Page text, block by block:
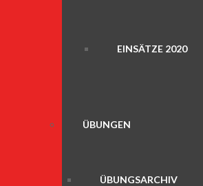
EINSÄTZE 2020
ÜBUNGEN
ÜBUNGSARCHIV